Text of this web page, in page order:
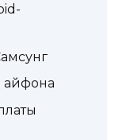
айфона